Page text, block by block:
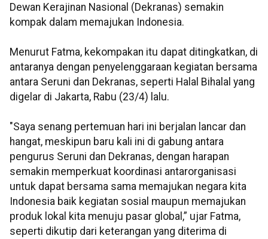
Dewan Kerajinan Nasional (Dekranas) semakin
kompak dalam memajukan Indonesia.
Menurut Fatma, kekompakan itu dapat ditingkatkan, di
antaranya dengan penyelenggaraan kegiatan bersama
antara Seruni dan Dekranas, seperti Halal Bihalal yang
digelar di Jakarta, Rabu (23/4) lalu.
"Saya senang pertemuan hari ini berjalan lancar dan
hangat, meskipun baru kali ini di gabung antara
pengurus Seruni dan Dekranas, dengan harapan
semakin memperkuat koordinasi antarorganisasi
untuk dapat bersama sama memajukan negara kita
Indonesia baik kegiatan sosial maupun memajukan
produk lokal kita menuju pasar global,” ujar Fatma,
seperti dikutip dari keterangan yang diterima di